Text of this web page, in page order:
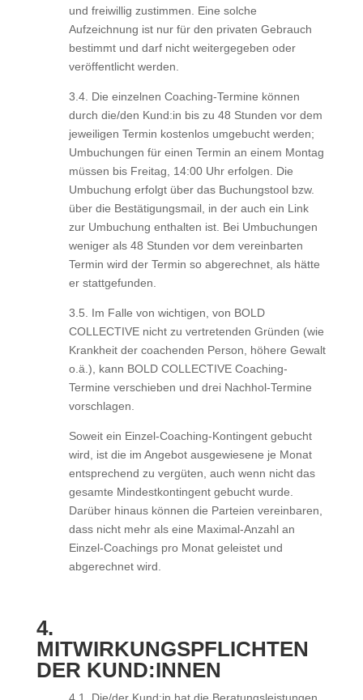
und freiwillig zustimmen. Eine solche
Aufzeichnung ist nur für den privaten Gebrauch
bestimmt und darf nicht weitergegeben oder
veröffentlicht werden.
3.4. Die einzelnen Coaching-Termine können
durch die/den Kund:in bis zu 48 Stunden vor dem
jeweiligen Termin kostenlos umgebucht werden;
Umbuchungen für einen Termin an einem Montag
müssen bis Freitag, 14:00 Uhr erfolgen. Die
Umbuchung erfolgt über das Buchungstool bzw.
über die Bestätigungsmail, in der auch ein Link
zur Umbuchung enthalten ist. Bei Umbuchungen
weniger als 48 Stunden vor dem vereinbarten
Termin wird der Termin so abgerechnet, als hätte
er stattgefunden.
3.5. Im Falle von wichtigen, von BOLD
COLLECTIVE nicht zu vertretenden Gründen (wie
Krankheit der coachenden Person, höhere Gewalt
o.ä.), kann BOLD COLLECTIVE Coaching-
Termine verschieben und drei Nachhol-Termine
vorschlagen.
Soweit ein Einzel-Coaching-Kontingent gebucht
wird, ist die im Angebot ausgewiesene je Monat
entsprechend zu vergüten, auch wenn nicht das
gesamte Mindestkontingent gebucht wurde.
Darüber hinaus können die Parteien vereinbaren,
dass nicht mehr als eine Maximal-Anzahl an
Einzel-Coachings pro Monat geleistet und
abgerechnet wird.
4.
MITWIRKUNGSPFLICHTEN
DER KUND:INNEN